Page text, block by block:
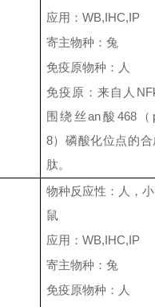
应用： WB,IHC,IP
寄主物种：兔
免疫原物种：人
免疫原：来自人
围绕丝an酸 468（
8）磷酸化位点的合
肽。
物种反应性：人，
鼠
应用： WB,IHC,IP
寄主物种：兔
免疫原物种：人